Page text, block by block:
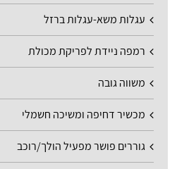
עגלות משא-עגלות ברזל
רמפה ניידת לפריקת מכולת
משווה גובה
מכשיר דחיפה ומשיכה חשמלי
גוררים פושר מפעיל הולך/רוכב